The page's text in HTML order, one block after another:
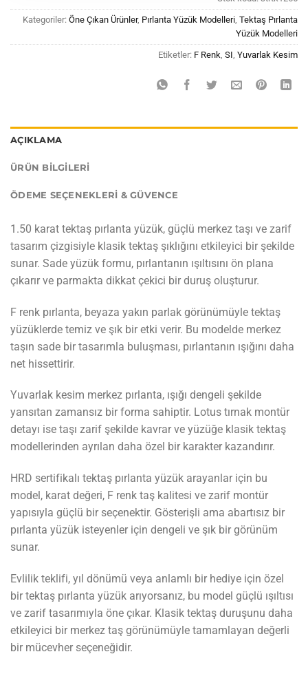
Kategoriler: Öne Çıkan Ürünler, Pırlanta Yüzük Modelleri Tektaş Pırlanta
Yüzük Modelleri
Etiketler: F Renk SI Yuvarlak Kesim
AÇIKLAMA
ÜRÜN BILGILERI
ÖDEME SEÇENEKLERI & GÜVENCE
1.50 karat tektaş pırlanta yüzük, güçlü merkez taşı ve zarif
tasarım çizgisiyle klasik tektaş şıklığını etkileyici bir şekilde
sunar. Sade yüzük formu, pırlantanın ışıltısını ön plana
çıkarır ve parmakta dikkat çekici bir duruş oluşturur.
F renk pırlanta, beyaza yakın parlak görünümüyle tektaş
yüzüklerde temiz ve şık bir etki verir. Bu modelde merkez
taşın sade bir tasarımla buluşması, pırlantanın ışığını daha
net hissettirir.
Yuvarlak kesim merkez pırlanta, ışığı dengeli şekilde
yansıtan zamansız bir forma sahiptir. Lotus tırnak montür
detayı ise taşı zarif şekilde kavrar ve yüzüğe klasik tektaş
modellerinden ayrılan daha özel bir karakter kazandırır.
HRD sertifikalı tektaş pırlanta yüzük arayanlar için bu
model, karat değeri, F renk taş kalitesi ve zarif montür
yapısıyla güçlü bir seçenektir. Gösterişli ama abartısız bir
pırlanta yüzük isteyenler için dengeli ve şık bir görünüm
sunar.
Evlilik teklifi, yıl dönümü veya anlamlı bir hediye için özel
bir tektaş pırlanta yüzük arıyorsanız, bu model güçlü ışıltısı
ve zarif tasarımıyla öne çıkar. Klasik tektaş duruşunu daha
etkileyici bir merkez taş görünümüyle tamamlayan değerli
bir mücevher seçeneğidir.